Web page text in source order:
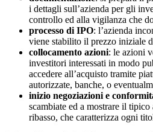
i dettagli sull’azienda per gli
controllo ed alla vigilanza che
processo di IPO: l’azienda
viene stabilito il prezzo iniziale
collocamento azioni: le azioni
investitori interessati in modo
accedere all’acquisto tramite
autorizzate, banche, o
inizio negoziazioni e
scambiate ed a mostrare il
ribasso, che caratterizza ogni